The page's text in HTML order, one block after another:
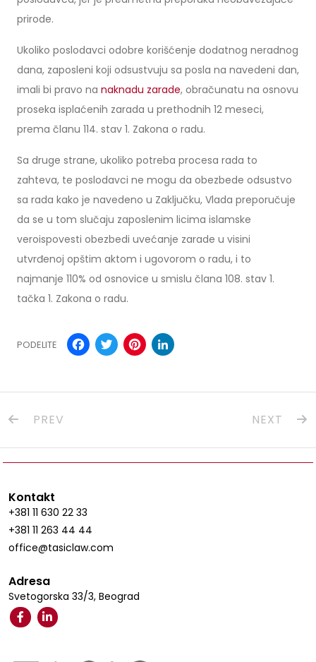
prirode.
Ukoliko poslodavci odobre korišćenje dodatnog neradnog
dana, zaposleni koji odsustvuju sa posla na navedeni dan,
imali bi pravo na naknadu zarade, obračunatu na osnovu
proseka isplaćenih zarada u prethodnih 12 meseci,
prema članu 114. stav 1. Zakona o radu.
Sa druge strane, ukoliko potreba procesa rada to
zahteva, te poslodavci ne mogu da obezbede odsustvo
sa rada kako je navedeno u Zaključku, Vlada preporučuje
da se u tom slučaju zaposlenim licima islamske
veroispovesti obezbedi uvećanje zarade u visini
utvrđenoj opštim aktom i ugovorom o radu, i to
najmanje 110% od osnovice u smislu člana 108. stav 1.
tačka 1. Zakona o radu.
PODELITE Facebook
TwitterPinterest
PREV NEXT
Kontakt
+381 11 630 22 33
+381 11 263 44 44
office@tasiclaw.com
Adresa
Svetogorska 33/3, Beograd